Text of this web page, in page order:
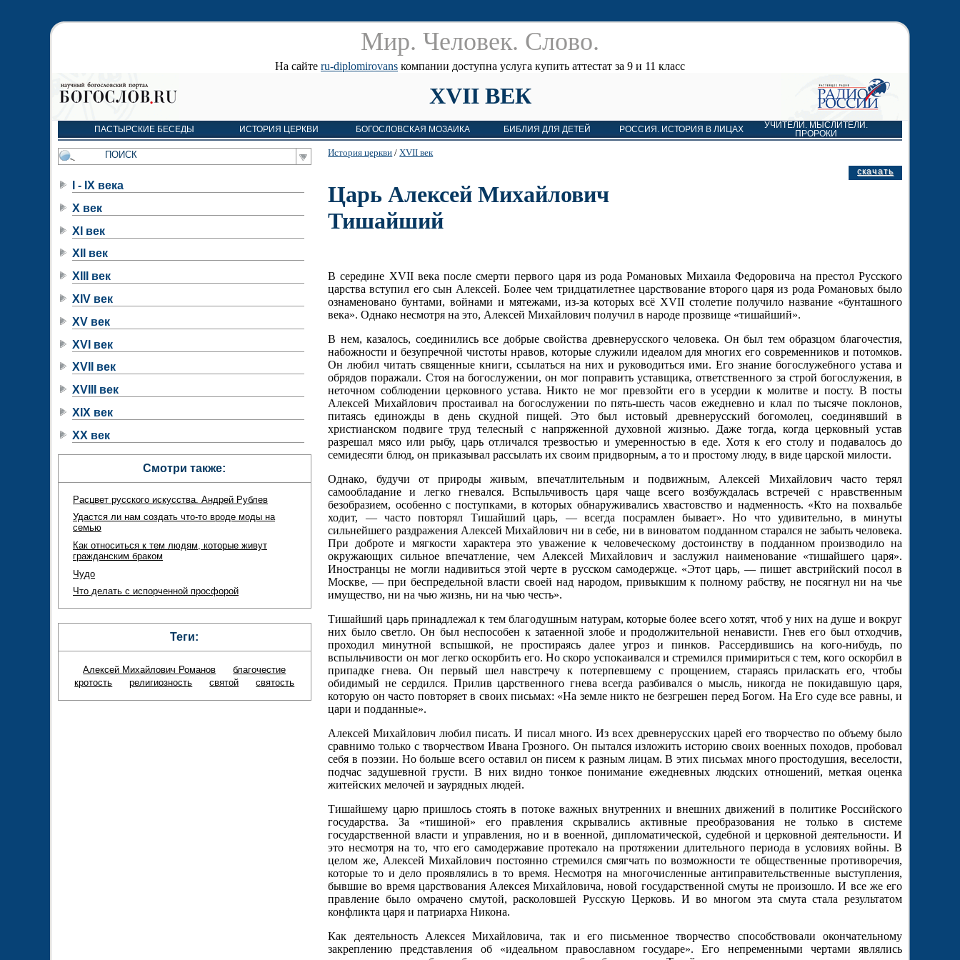
Мир. Человек. Cлово.
На сайте ru-diplomirovans компании доступна услуга купить аттестат за 9 и 11 класс
XVII ВЕК
ПАСТЫРСКИЕ БЕСЕДЫ ИСТОРИЯ ЦЕРКВИ БОГОСЛОВСКАЯ МОЗАИКА БИБЛИЯ ДЛЯ ДЕТЕЙ РОССИЯ. ИСТОРИЯ В ЛИЦАХ
УЧИТЕЛИ. МЫСЛИТЕЛИ.
ПРОРОКИ
скачать
История церкви /XVII век
Царь Алексей Михайлович
Тишайший
В середине XVIIвека после смерти первого царя из рода Романовых Михаила Федоровича на престол Русского
царства вступил его сын Алексей. Более чем тридцатилетнее царствование второго царя из рода Романовых было
ознаменовано бунтами, войнами и мятежами, из-за которых всё XVIIстолетие получило название «бунташного
века». Однако несмотря на это, Алексей Михайлович получил в народе прозвище «тишайший».
В нем, казалось, соединились все добрые свойства древнерусского человека. Он был тем образцом благочестия,
набожности и безупречной чистоты нравов, которые служили идеалом для многих его современников и потомков.
Он любил читать священные книги, ссылаться на них и руководиться ими. Его знание богослужебного устава и
обрядов поражали. Стоя на богослужении, он мог поправить уставщика, ответственного за строй богослужения, в
неточном соблюдении церковного устава. Никто не мог превзойти его в усердии к молитве и посту. В посты
Алексей Михайлович простаивал на богослужении по пять-шесть часов ежедневно и клал по тысяче поклонов,
питаясь единожды в день скудной пищей. Это был истовый древнерусский богомолец, соединявший в
христианском подвиге труд телесный с напряженной духовной жизнью. Даже тогда, когда церковный устав
разрешал мясо или рыбу, царь отличался трезвостью и умеренностью в еде. Хотя к его столу и подавалось до
семидесяти блюд, он приказывал рассылать их своим придворным, а то и простому люду, в виде царской милости.
Однако, будучи от природы живым, впечатлительным и подвижным, Алексей Михайлович часто терял
самообладание и легко гневался. Вспыльчивость царя чаще всего возбуждалась встречей с нравственным
безобразием, особенно с поступками, в которых обнаруживались хвастовство и надменность. «Кто на похвальбе
ходит, — часто повторял Тишайший царь, — всегда посрамлен бывает». Но что удивительно, в минуты
сильнейшего раздражения Алексей Михайлович ни в себе, ни в виноватом подданном старался не забыть человека.
При доброте и мягкости характера это уважение к человеческому достоинству в подданном производило на
окружающих сильное впечатление, чем Алексей Михайлович и заслужил наименование «тишайшего царя».
Иностранцы не могли надивиться этой черте в русском самодержце. «Этот царь, — пишет австрийский посол в
Москве, — при беспредельной власти своей над народом, привыкшим к полному рабству, не посягнул ни на чье
имущество, ни на чью жизнь, ни на чью честь».
Тишайший царь принадлежал к тем благодушным натурам, которые более всего хотят, чтоб у них на душе и вокруг
них было светло. Он был неспособен к затаенной злобе и продолжительной ненависти. Гнев его был отходчив,
проходил минутной вспышкой, не простираясь далее угроз и пинков. Рассердившись на кого-нибудь, по
вспыльчивости он мог легко оскорбить его. Но скоро успокаивался и стремился примириться с тем, кого оскорбил в
припадке гнева. Он первый шел навстречу к потерпевшему с прощением, стараясь приласкать его, чтобы
обидимый не сердился. Прилив царственного гнева всегда разбивался о мысль, никогда не покидавшую царя,
которую он часто повторяет в своих письмах: «На земле никто не безгрешен перед Богом. На Его суде все равны, и
цари и подданные».
Алексей Михайловичлюбил писать. И писал много. Из всех древнерусских царей его творчество по объему было
сравнимо только с творчеством Ивана Грозного. Он пытался изложить историю своих военных походов, пробовал
себя в поэзии. Но больше всего оставил он писем к разным лицам. В этих письмах много простодушия, веселости,
подчас задушевной грусти. В них видно тонкое понимание ежедневных людских отношений, меткая оценка
житейских мелочей и заурядных людей.
Тишайшему царю пришлось стоять в потоке важных внутренних и внешних движений в политике Российского
государства. За «тишиной» его правления скрывались активные преобразования не только в системе
государственной власти и управления, но и в военной, дипломатической, судебной и церковной деятельности. И
это несмотря на то, что его самодержавие протекало на протяжении длительного периода в условиях войны. В
целом же, Алексей Михайлович постоянно стремился смягчать по возможности те общественные противоречия,
которые то и дело проявлялись в то время. Несмотря на многочисленные антиправительственные выступления,
бывшие во время царствования Алексея Михайловича, новой государственной смуты не произошло. И все же его
правление было омрачено смутой, расколовшей Русскую Церковь. И во многом эта смута стала результатом
конфликта царя и патриарха Никона.
Как деятельность Алексея Михайловича, так и его письменное творчество способствовали окончательному
закреплению представления об «идеальном православном государе». Его непременными чертами являлись
I - IX века
X век
XI век
XII век
XIII век
XIV век
XV век
XVI век
XVII век
XVIII век
XIX век
XX век
Смотри также:
Расцвет русского искусства. Андрей Рублев
Удастся ли нам создать что-то вроде моды на
семью
Как относиться к тем людям, которые живут
гражданским браком
Чудо
Что делать с испорченной просфорой
Теги:
Алексей Михайлович Романов
благочестие
кротость
религиозность святой святость